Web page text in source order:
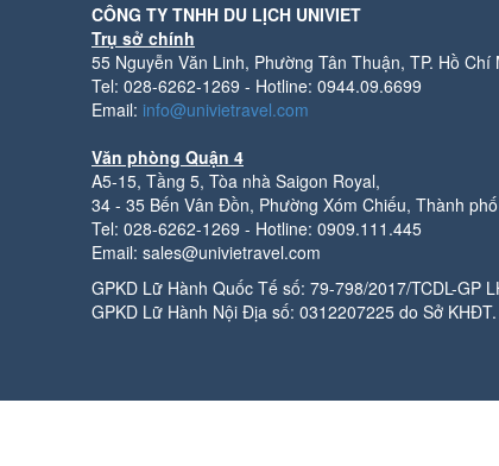
CÔNG TY TNHH DU LỊCH UNIVIET
Trụ sở chính
55 Nguyễn Văn Linh, Phường Tân Thuận, TP. Hồ Chí
Tel: 028-6262-1269 - Hotline: 0944.09.6699
Email: info@univietravel.com
Văn phòng Quận 4
A5-15, Tầng 5, Tòa nhà Saigon Royal,
34 - 35 Bến Vân Đồn, Phường Xóm Chiếu, Thành
Tel: 028-6262-1269 - Hotline: 0909.111.445
Email: sales@univietravel.com
GPKD Lữ Hành Quốc Tế số: 79-798/2017/TCDL-GP
GPKD Lữ Hành Nội Địa số: 0312207225 do Sở